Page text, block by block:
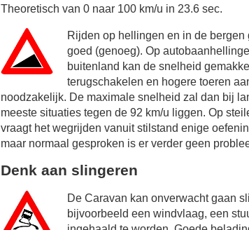
Theoretisch van 0 naar 100 km/u in 23.6 sec.
Rijden op hellingen en in de bergen
goed (genoeg). Op
buitenland kan de snelheid
terugschakelen en hogere toeren
noodzakelijk. De maximale snelheid zal dan bij
meeste situaties tegen de 92 km/u liggen. Op
vraagt het wegrijden vanuit stilstand enige
maar normaal gesproken is er verder geen
Denk aan slingeren
De Caravan kan onverwacht gaan
bijvoorbeeld een windvlaag, een